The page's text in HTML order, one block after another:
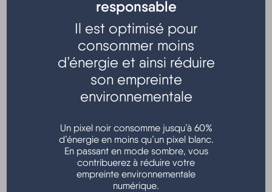
paysages foncièrement différents s’étend la forêt
garantissant la protection et la quiétude des systèmes
dunaires (dune blanche et dune grise).
responsable
Il est optimisé pour
consommer moins
d’énergie et ainsi réduire
son empreinte
environnementale
Un pixel noir consomme jusqu’à 60%
d’énergie en moins qu’un pixel blanc.
En passant en mode sombre, vous
contribuerez à réduire votre
empreinte environnementale
numérique.